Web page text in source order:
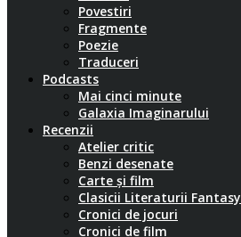
Povestiri
Fragmente
Poezie
Traduceri
Podcasts
Mai cinci minute
Galaxia Imaginarului
Recenzii
Atelier critic
Benzi desenate
Carte și film
Clasicii Literaturii Fantasy
Cronici de jocuri
Cronici de film